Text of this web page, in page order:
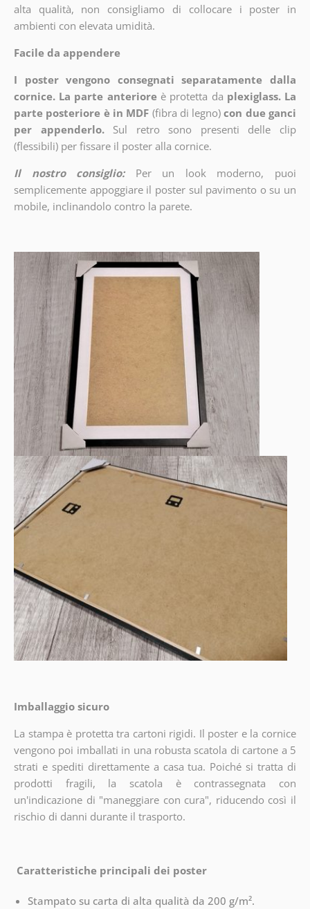
alta qualità, non consigliamo di collocare i poster in
ambienti con elevata umidità.
Facile da appendere
I poster vengono consegnati separatamente dalla
cornice. La parte anteriore è protetta da plexiglass. La
parte posteriore è in MDF (fibra di legno) con due ganci
per appenderlo.
Sul retro sono presenti delle clip
(flessibili) per fissare il poster alla cornice.
Il nostro consiglio:
Per un look moderno, puoi
semplicemente appoggiare il poster sul pavimento o su un
mobile, inclinandolo contro la parete.
Imballaggio sicuro
La stampa è protetta tra cartoni rigidi. Il poster e la cornice
vengono poi imballati in una robusta scatola di cartone a 5
strati e spediti direttamente a casa tua. Poiché si tratta di
prodotti fragili, la scatola è contrassegnata con
un'indicazione di "maneggiare con cura", riducendo così il
rischio di danni durante il trasporto.
Caratteristiche principali dei poster
Stampato su carta di alta qualità da 200 g/m².